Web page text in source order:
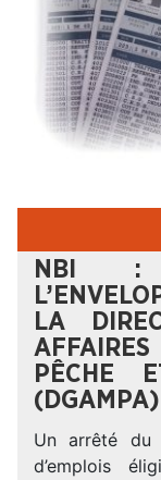
NBI :
LA
PÊCHE
(DGAMPA)
Un arrêté du
d’emplois